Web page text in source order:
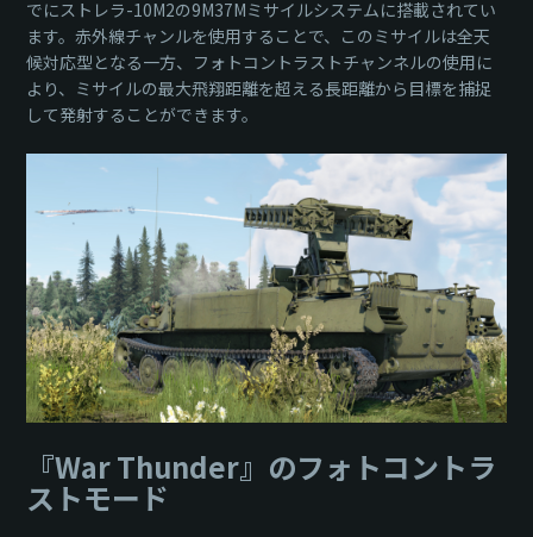
でにストレラ-10M2の9M37Mミサイルシステムに搭載されてい
ます。赤外線チャンルを使用することで、このミサイルは全天
候対応型となる一方、フォトコントラストチャンネルの使用に
より、ミサイルの最大飛翔距離を超える長距離から目標を捕捉
して発射することができます。
『War Thunder』のフォトコントラ
ストモード